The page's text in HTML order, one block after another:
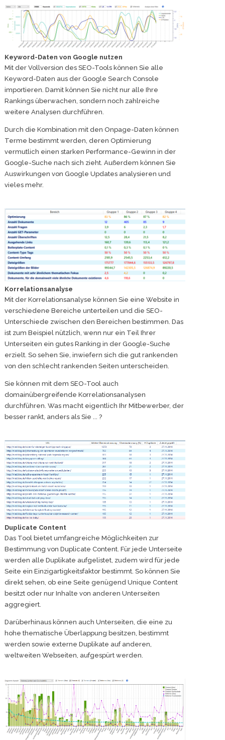
Keyword-Daten von Google nutzen
Mit der Vollversion des SEO-Tools können Sie alle
Keyword-Daten aus der Google Search Console
importieren. Damit können Sie nicht nur alle Ihre
Rankings überwachen, sondern noch zahlreiche
weitere Analysen durchführen.
Durch die Kombination mit den Onpage-Daten können
Terme bestimmt werden, deren Optimierung
vermutlich einen starken Performance-Gewinn in der
Google-Suche nach sich zieht. Außerdem können Sie
Auswirkungen von Google Updates analysieren und
vieles mehr.
Korrelationsanalyse
Mit der Korrelationsanalyse können Sie eine Website in
verschiedene Bereiche unterteilen und die SEO-
Unterschiede zwischen den Bereichen bestimmen. Das
ist zum Beispiel nützlich, wenn nur ein Teil Ihrer
Unterseiten ein gutes Ranking in der Google-Suche
erzielt. So sehen Sie, inwiefern sich die gut rankenden
von den schlecht rankenden Seiten unterscheiden.
Sie können mit dem SEO-Tool auch
domainübergreifende Korrelationsanalysen
durchführen. Was macht eigentlich Ihr Mitbewerber, der
besser rankt, anders als Sie ... ?
Duplicate Content
Das Tool bietet umfangreiche Möglichkeiten zur
Bestimmung von Duplicate Content. Für jede Unterseite
werden alle Duplikate aufgelistet, zudem wird für jede
Seite ein Einzigartigkeitsfaktor bestimmt. So können Sie
direkt sehen, ob eine Seite genügend Unique Content
besitzt oder nur Inhalte von anderen Unterseiten
aggregiert.
Darüberhinaus können auch Unterseiten, die eine zu
hohe thematische Überlappung besitzen, bestimmt
werden sowie externe Duplikate auf anderen,
weltweiten Webseiten, aufgespürt werden.